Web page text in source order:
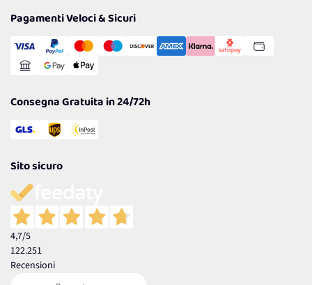
Cookie Policy
Gestisci Cookie
Reso Facile e Veloce
Pagamenti Veloci & Sicuri
Consegna Gratuita in 24/72h
Sito sicuro
4,7/5
122.251
Recensioni